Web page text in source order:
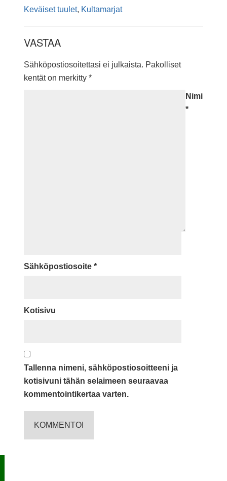
Keväiset tuulet, Kultamarjat
VASTAA
Sähköpostiosoitettasi ei julkaista. Pakolliset
kentät on merkitty *
Nimi
*
Sähköpostiosoite *
Kotisivu
Tallenna nimeni, sähköpostiosoitteeni ja
kotisivuni tähän selaimeen seuraavaa
kommentointikertaa varten.